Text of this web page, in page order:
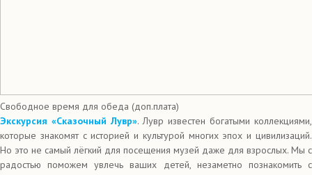
Свободное время для обеда (доп.плата)
Экскурсия «Сказочный Лувр». Лувр известен богатыми коллекциями,
которые знакомят с историей и культурой многих эпох и цивилизаций.
Но это не самый лёгкий для посещения музей даже для взрослых. Мы с
радостью поможем увлечь ваших детей, незаметно познакомить с